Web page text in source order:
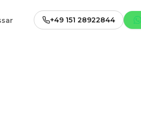
+49 151 28922844